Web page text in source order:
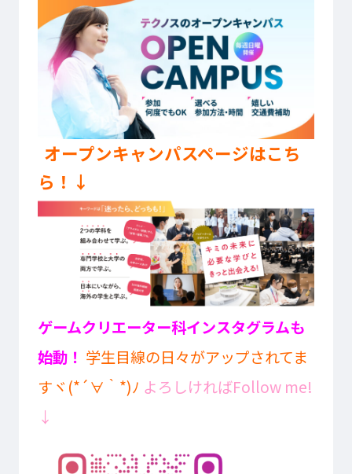
オープンキャンパスページはこち
ら！↓
ゲームクリエーター科インスタグラムも
始動！ 学生目線の日々がアップされてま
すヾ(*´∀｀*)ﾉ よろしければFollow me!
↓